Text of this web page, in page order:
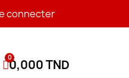
connecter
0,000 TND